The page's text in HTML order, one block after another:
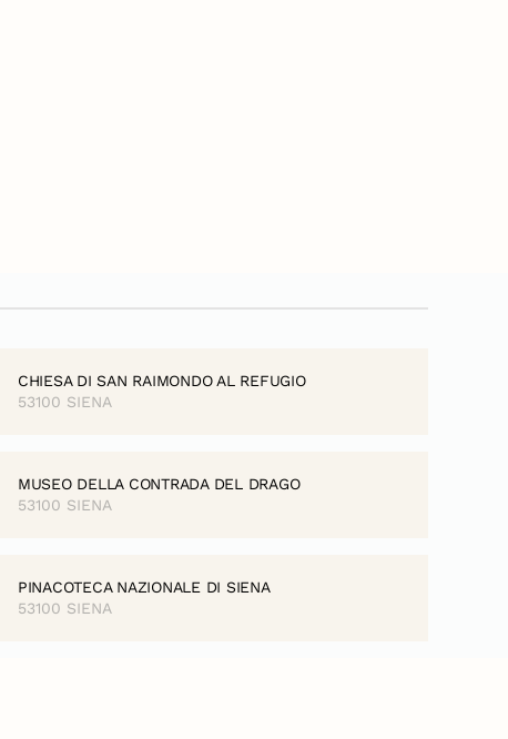
CHIESA DI SAN RAIMONDO AL REFUGIO
53100 SIENA
MUSEO DELLA CONTRADA DEL DRAGO
53100 SIENA
PINACOTECA NAZIONALE DI SIENA
53100 SIENA